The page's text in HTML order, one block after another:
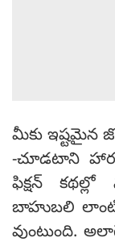
మీకు ఇష్టమైన
-చూడటాని
ఫిక్షన్
బాహుబలి
వుంటుంది.